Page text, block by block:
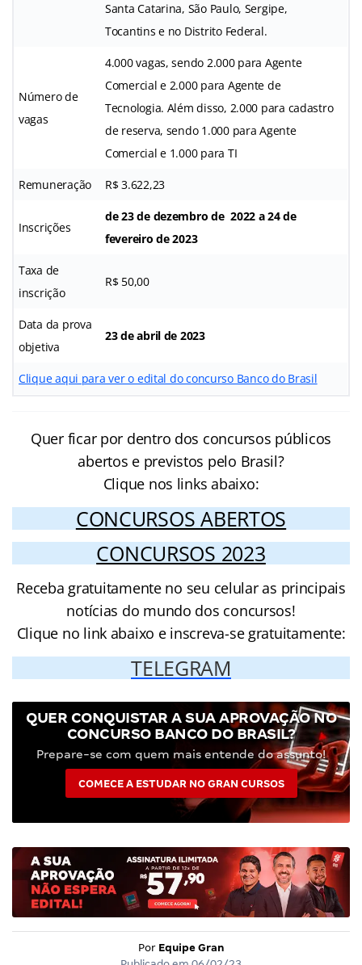
Santa Catarina, São Paulo, Sergipe,
Tocantins e no Distrito Federal.
Número de
vagas
4.000 vagas, sendo 2.000 para Agente
Comercial e 2.000 para Agente de
Tecnologia. Além disso, 2.000 para cadastro
de reserva, sendo 1.000 para Agente
Comercial e 1.000 para TI
Remuneração R$ 3.622,23
Inscrições
de 23 de dezembro de 2022 a 24 de
fevereiro de 2023
Taxa de
inscrição
R$ 50,00
Data da prova
objetiva
23 de abril de 2023
Clique aqui para ver o edital do concurso Banco do Brasil
Quer ficar por dentro dos concursos públicos
abertos e previstos pelo Brasil?
Clique nos links abaixo:
CONCURSOS ABERTOS
CONCURSOS 2023
Receba gratuitamente no seu celular as principais
notícias do mundo dos concursos!
Clique no link abaixo e inscreva-se gratuitamente:
TELEGRAM
QUER CONQUISTAR A SUA APROVAÇÃO NO
CONCURSO BANCO DO BRASIL?
Prepare-se com quem mais entende do assunto!
COMECE A ESTUDAR NO GRAN CURSOS
Por Equipe Gran